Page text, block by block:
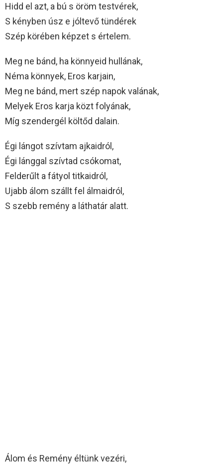
Hidd el azt, a bú s öröm testvérek,
S kényben úsz e jóltevő tündérek
Szép körében képzet s értelem.
Meg ne bánd, ha könnyeid hullának,
Néma könnyek, Eros karjain,
Meg ne bánd, mert szép napok valának,
Melyek Eros karja közt folyának,
Míg szendergél költőd dalain.
Égi lángot szívtam ajkaidról,
Égi lánggal szívtad csókomat,
Felderűlt a fátyol titkaidról,
Ujabb álom szállt fel álmaidról,
S szebb remény a láthatár alatt.
Álom és Remény éltünk vezéri,